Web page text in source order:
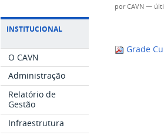
INSTITUCIONAL
O CAVN
Administração
Relatório de
Gestão
Infraestrutura
porCAVN —
Grade